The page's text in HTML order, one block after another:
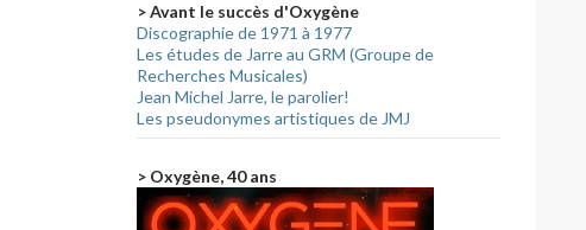
> Avant le succès d'Oxygène
Discographie de 1971 à 1977
Les études de Jarre au GRM (Groupe de
Recherches Musicales)
Jean Michel Jarre, le parolier!
Les pseudonymes artistiques de JMJ
> Oxygène, 40 ans